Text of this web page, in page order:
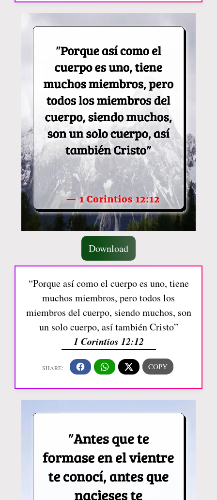
Download
“Porque así como el cuerpo es uno, tiene
muchos miembros, pero todos los
miembros del cuerpo, siendo muchos, son
un solo cuerpo, así también Cristo”
1 Corintios 12:12